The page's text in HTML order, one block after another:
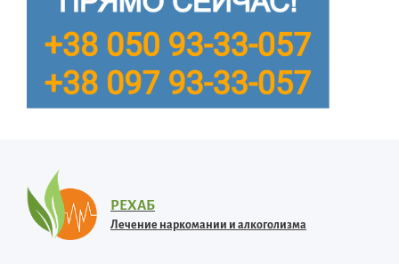
РЕХАБ
Лечение наркомании и алкоголизма